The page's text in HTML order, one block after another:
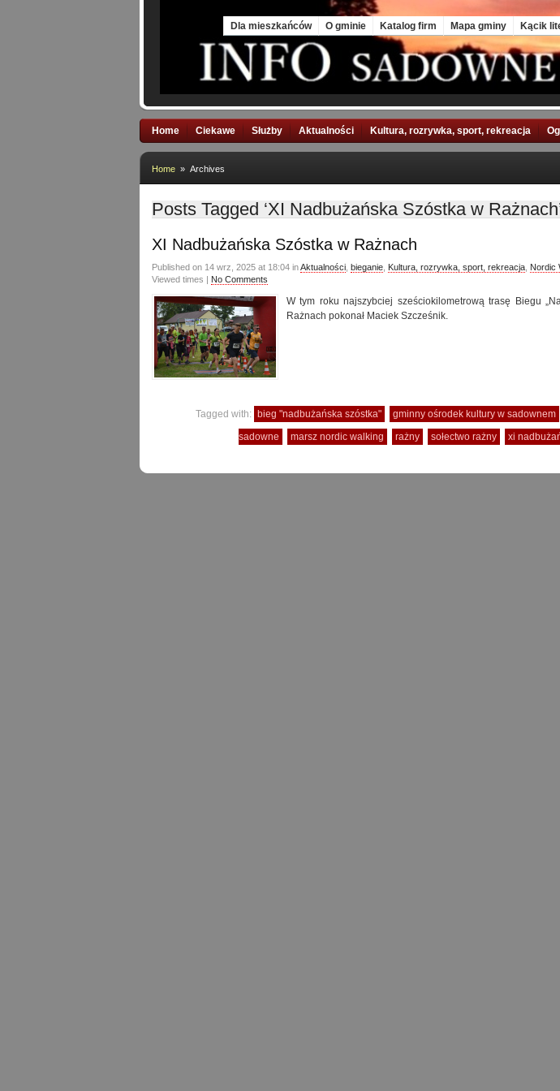
Dla mieszkańców O gminie Katalog firm Mapa gminy Kącik
Home Ciekawe Służby Aktualności Kultura, rozrywka, sport, rekreacja
Home » Archives
Posts Tagged ‘XI Nadbużańska Szóstka w
XI Nadbużańska Szóstka w Rażnach
Published on 14 wrz, 2025 at 18:04 inAktualności bieganie Kultura, rozrywka, sport, rekreacja Nordic
Viewed times | No Comments
W tym roku najszybciej sześciokilometrową trasę Biegu
Rażnach pokonał Maciek Szcześnik.
Tagged with: bieg "nadbużańska szóstka" gminny ośrodek kultury w sadownem
sadowne
marsz nordic walking rażny sołectwo rażny xi